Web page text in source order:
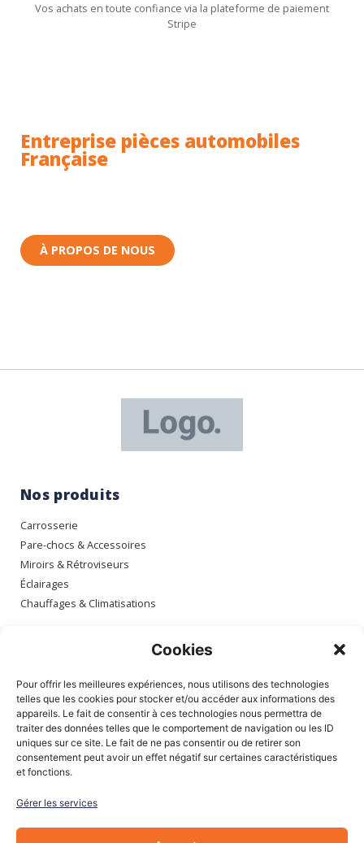
Cookies
Pour offrir les meilleures expériences, nous utilisons des technologies
telles que les cookies pour stocker et/ou accéder aux informations des
appareils. Le fait de consentir à ces technologies nous permettra de
traiter des données telles que le comportement de navigation ou les ID
uniques sur ce site. Le fait de ne pas consentir ou de retirer son
consentement peut avoir un effet négatif sur certaines caractéristiques
et fonctions.
Gérer les services
Vos achats en toute confiance via la plateforme de paiement
Stripe
Entreprise pièces automobiles
Française
À PROPOS DE NOUS
Nos produits
Carrosserie
Pare-chocs & Accessoires
Miroirs & Rétroviseurs
Éclairages
Chauffages & Climatisations
Mon compte
Mes commandes
Mes adresses
Mon panier
Informations
À Propos de nous
Blog